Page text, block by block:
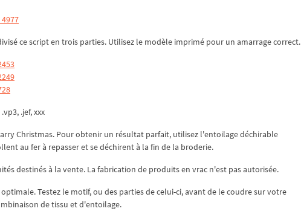
ce script en trois parties. Utilisez le modèle imprimé pour un amarrage correct.
.jef, xxx
Christmas. Pour obtenir un résultat parfait, utilisez l'entoilage déchirable
au fer à repasser et se déchirent à la fin de la broderie.
destinés à la vente. La fabrication de produits en vrac n'est pas autorisée.
Testez le motif, ou des parties de celui-ci, avant de le coudre sur votre
de tissu et d'entoilage.